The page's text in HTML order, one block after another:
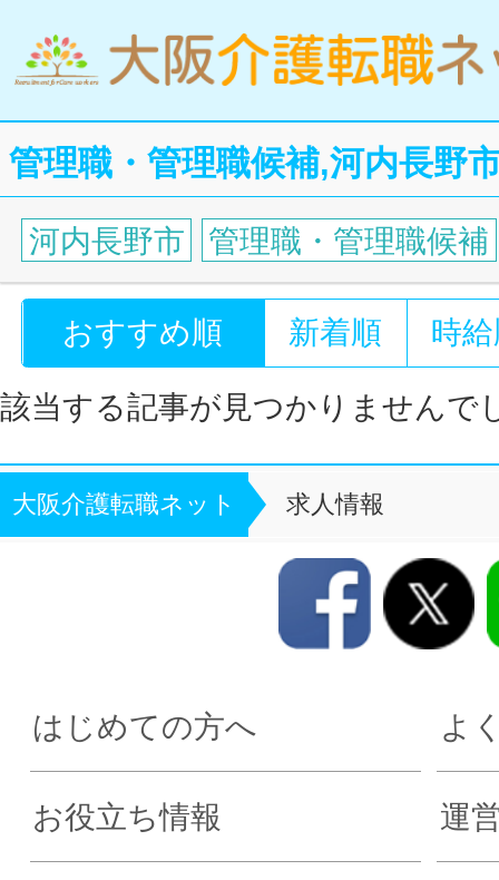
管理職・管理職候補,河内長野
河内長野市 管理職・管理職候補
おすすめ順 新着順 時
該当する記事が見つかりませんで
大阪介護転職ネット 求人情報
はじめての方へ よ
お役立ち情報 運